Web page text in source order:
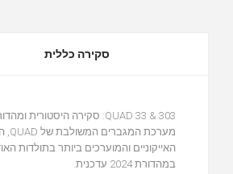
סקירה כללית
QUAD 33 & 303: סקירה היסטורית ומהדורה מחודשת (2025)
במהדורת 2024 עדכנית.